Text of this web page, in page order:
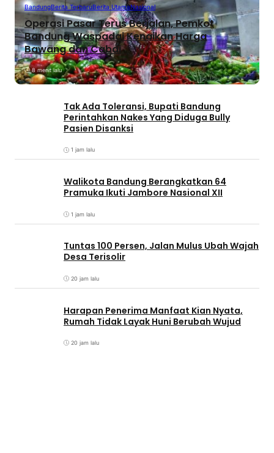
BandungBerita TerbaruBerita UtamaNasional
Operasi Pasar Terus Berjalan, Pemkot
Bandung Waspadai Kenaikan Harga
Bawang dan Cabai
8 menit lalu
Tak Ada Toleransi, Bupati Bandung
Perintahkan Nakes Yang Diduga Bully
Pasien Disanksi
1 jam lalu
Walikota Bandung Berangkatkan 64
Pramuka Ikuti Jambore Nasional XII
1 jam lalu
Tuntas 100 Persen, Jalan Mulus Ubah Wajah
Desa Terisolir
20 jam lalu
Harapan Penerima Manfaat Kian Nyata,
Rumah Tidak Layak Huni Berubah Wujud
20 jam lalu